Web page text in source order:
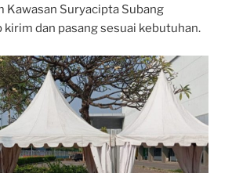
Kawasan Suryacipta Subang
dan pasang sesuai kebutuhan.